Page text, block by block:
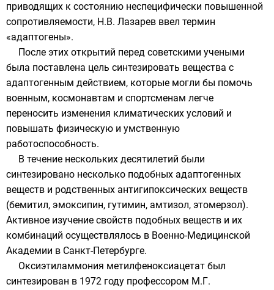
приводящих к состоянию неспецифически повышенной
сопротивляемости, Н.В. Лазарев ввел термин
«адаптогены».
После этих открытий перед советскими учеными
была поставлена цель синтезировать вещества с
адаптогенным действием, которые могли бы помочь
военным, космонавтам и спортсменам легче
переносить изменения климатических условий и
повышать физическую и умственную
работоспособность.
В течение нескольких десятилетий были
синтезировано несколько подобных адаптогенных
веществ и родственных антигипоксических веществ
(бемитил, эмоксипин, гутимин, амтизол, этомерзол).
Активное изучение свойств подобных веществ и их
комбинаций осуществлялось в Военно-Медицинской
Академии в Санкт-Петербурге.
Оксиэтиламмония метилфеноксиацетат был
синтезирован в 1972 году профессором М.Г.